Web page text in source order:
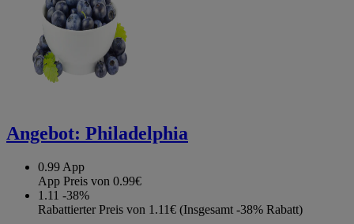
Angebot: Philadelphia
0.99 App
App Preis von 0.99€
1.11 -38%
Rabattierter Preis von 1.11€ (Insgesamt -38% Rabatt)